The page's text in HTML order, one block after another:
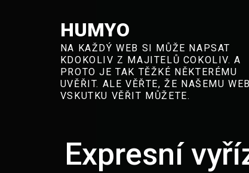
HUMYO
NA KAŽDÝ WEB SI MŮŽE NAPSAT
KDOKOLIV Z MAJITELŮ COKOLIV. A
PROTO JE TAK TĚŽKÉ NĚKTERÉMU
UVĚŘIT. ALE VĚŘTE, ŽE NAŠEMU
VSKUTKU VĚŘIT MŮŽETE.
Expresní